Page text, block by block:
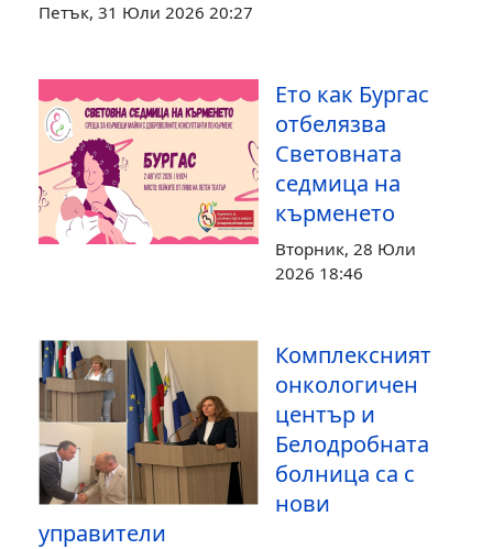
Петък, 31 Юли 2026 20:27
Ето как Бургас
отбелязва
Световната
седмица на
кърменето
Вторник, 28 Юли
2026 18:46
Комплексният
онкологичен
център и
Белодробната
болница са с
нови
управители